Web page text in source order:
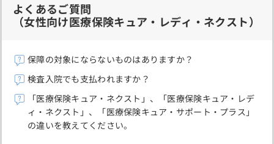
よくあるご質問
（女性向け医療保険キュア・レディ・ネクスト）
保障の対象にならないものはありますか？
検査入院でも支払われますか？
「医療保険キュア・ネクスト」、「医療保険キュア・レデ
ィ・ネクスト」、「医療保険キュア・サポート・プラス」
の違いを教えてください。